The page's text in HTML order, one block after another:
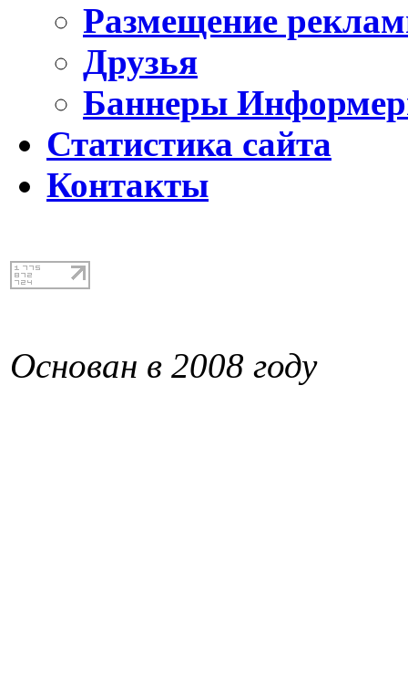
Размещение
Друзья
Баннеры
Статистика сайта
Контакты
Основан в 2008 году